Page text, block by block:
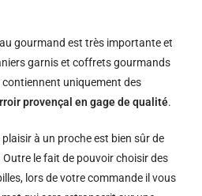
gourmand est très importante et
garnis et coffrets gourmands
uniquement des
provençal en gage de qualité.
à un proche est bien sûr de
le fait de pouvoir choisir des
lors de votre commande il vous